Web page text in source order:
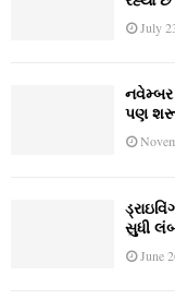
July
નવેમ્‍બર
પણ
સુધી
June